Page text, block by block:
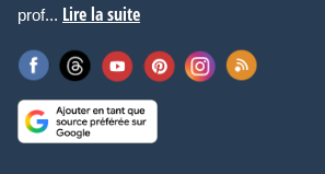
prof... Lire la suite